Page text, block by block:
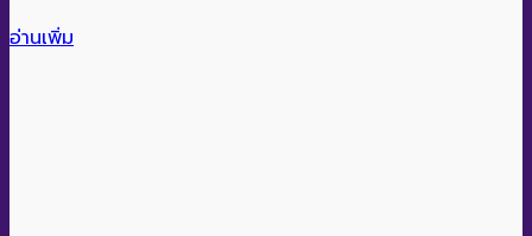
อ่านเพิ่ม